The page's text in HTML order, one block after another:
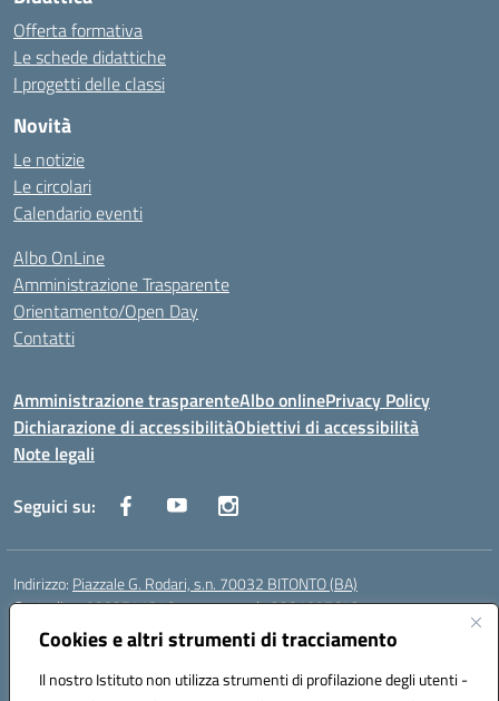
Cookies e altri strumenti di tracciamento
Il nostro Istituto non utilizza strumenti di profilazione degli utenti -
Offerta formativa
Le schede didattiche
I progetti delle classi
Novità
Le notizie
Le circolari
Calendario eventi
Albo OnLine
Amministrazione Trasparente
Orientamento/Open Day
Contatti
Amministrazione trasparenteAlbo onlinePrivacy Policy
Dichiarazione di accessibilitàObiettivi di accessibilità
Note legali
Seguici su:
Indirizzo: Piazzale G. Rodari, s.n. 70032 BITONTO (BA)
Centralino:0803741816 - corso serale 3381807642
Email: BATD220004@istruzione.it
Posta elettronica certificata (PEC):batd220004@pec.istruzione.it